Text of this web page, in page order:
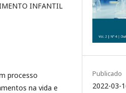
INFANTIL
processo
na vida e
Publicado
2022-03-